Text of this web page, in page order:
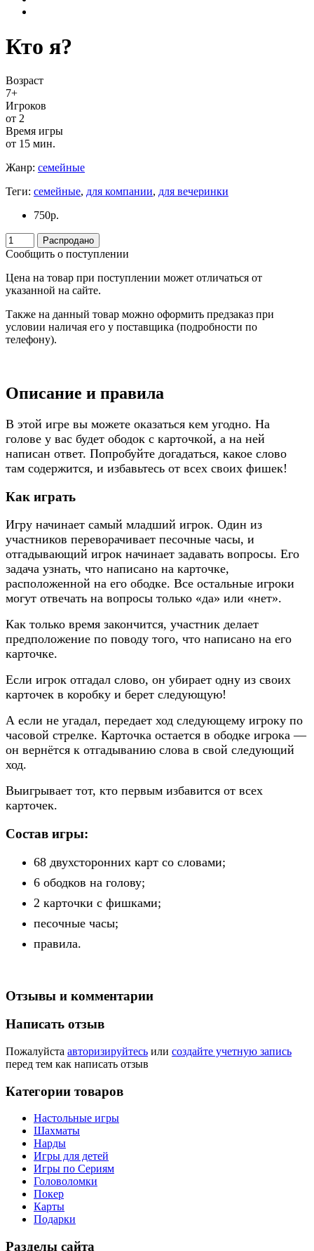
Кто я?
Возраст
7+
Игроков
от 2
Время игры
от 15 мин.
Жанр: семейные
Теги: семейные, для компании, для вечеринки
750р.
Распродано
Сообщить о поступлении
Цена на товар при поступлении может отличаться от
указанной на сайте.
Также на данный товар можно оформить предзаказ при
условии наличая его у поставщика (подробности по
телефону).
Описание и правила
В этой игре вы можете оказаться кем угодно. На
голове у вас будет ободок с карточкой, а на ней
написан ответ. Попробуйте догадаться, какое слово
там содержится, и избавьтесь от всех своих фишек!
Как играть
Игру начинает самый младший игрок. Один из
участников переворачивает песочные часы, и
отгадывающий игрок начинает задавать вопросы. Его
задача узнать, что написано на карточке,
расположенной на его ободке. Все остальные игроки
могут отвечать на вопросы только «да» или «нет».
Как только время закончится, участник делает
предположение по поводу того, что написано на его
карточке.
Если игрок отгадал слово, он убирает одну из своих
карточек в коробку и берет следующую!
А если не угадал, передает ход следующему игроку по
часовой стрелке. Карточка остается в ободке игрока —
он вернётся к отгадыванию слова в свой следующий
ход.
Выигрывает тот, кто первым избавится от всех
карточек.
Состав игры:
68 двухсторонних карт со словами;
6 ободков на голову;
2 карточки с фишками;
песочные часы;
правила.
Отзывы и комментарии
Написать отзыв
Пожалуйста авторизируйтесь или создайте учетную запись
перед тем как написать отзыв
Категории товаров
Настольные игры
Шахматы
Нарды
Игры для детей
Игры по Сериям
Головоломки
Покер
Карты
Подарки
Разделы сайта